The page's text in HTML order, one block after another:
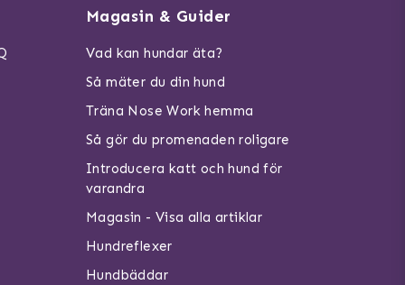
Magasin & Guider
Vad kan hundar äta?
Så mäter du din hund
Träna Nose Work hemma
Så gör du promenaden roligare
Introducera katt och hund för
varandra
Magasin - Visa alla artiklar
Hundreflexer
Hundbäddar